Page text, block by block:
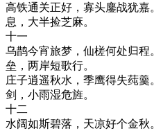
高铁通关正好，寡头鏖战犹嘉
息，大半捡芝麻。
十一
乌鹊今宵旅梦，仙槎何处归
垒，两岸短歌行。
庄子逍遥秋水，季鹰得失莼
剑，小雨湿危旌。
十二
水阔如斯碧落，天凉好个金